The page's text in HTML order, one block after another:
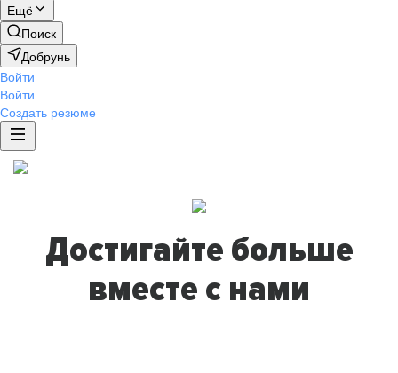
Ещё
Поиск
Добрунь
Войти
Войти
Создать резюме
Достигайте больше
вместе с нами